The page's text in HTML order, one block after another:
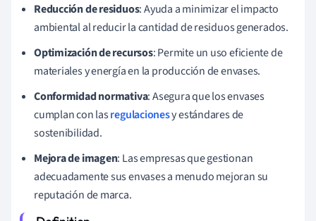
Reducción de residuos: Ayuda a minimizar el impacto
ambiental al reducir la cantidad de residuos generados.
Optimización de recursos: Permite un uso eficiente de
materiales y energía en la producción de envases.
Conformidad normativa: Asegura que los envases
cumplan con lasregulacionesy estándares de
sostenibilidad.
Mejora de imagen: Las empresas que gestionan
adecuadamente sus envases a menudo mejoran su
reputación de marca.